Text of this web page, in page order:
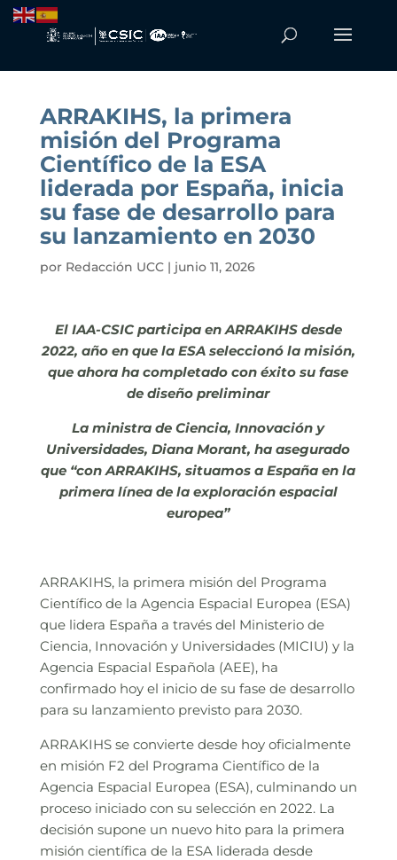
ARRAKIHS, la primera
misión del Programa
Científico de la ESA
liderada por España, inicia
su fase de desarrollo para
su lanzamiento en 2030
por Redacción UCC| junio 11, 2026
El IAA-CSIC participa en ARRAKIHS desde
2022, año en que la ESA seleccionó la misión,
que ahora ha completado con éxito su fase
de diseño preliminar
La ministra de Ciencia, Innovación y
Universidades, Diana Morant, ha asegurado
que “con ARRAKIHS, situamos a España en la
primera línea de la exploración espacial
europea”
ARRAKIHS, la primera misión del Programa
Científico de la Agencia Espacial Europea (ESA)
que lidera España a través del Ministerio de
Ciencia, Innovación y Universidades (MICIU) y la
Agencia Espacial Española (AEE), ha
confirmado hoy el inicio de su fase de desarrollo
para su lanzamiento previsto para 2030.
ARRAKIHS se convierte desde hoy oficialmente
en misión F2 del Programa Científico de la
Agencia Espacial Europea (ESA), culminando un
proceso iniciado con su selección en 2022. La
decisión supone un nuevo hito para la primera
misión científica de la ESA liderada desde